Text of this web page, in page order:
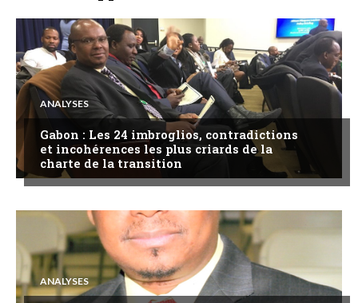
ANALYSES
Gabon : Les 24 imbroglios, contradictions
et incohérences les plus criards de la
charte de la transition
ANALYSES